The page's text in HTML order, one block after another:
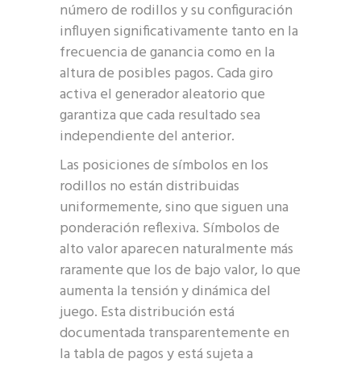
número de rodillos y su configuración
influyen significativamente tanto en la
frecuencia de ganancia como en la
altura de posibles pagos. Cada giro
activa el generador aleatorio que
garantiza que cada resultado sea
independiente del anterior.
Las posiciones de símbolos en los
rodillos no están distribuidas
uniformemente, sino que siguen una
ponderación reflexiva. Símbolos de
alto valor aparecen naturalmente más
raramente que los de bajo valor, lo que
aumenta la tensión y dinámica del
juego. Esta distribución está
documentada transparentemente en
la tabla de pagos y está sujeta a